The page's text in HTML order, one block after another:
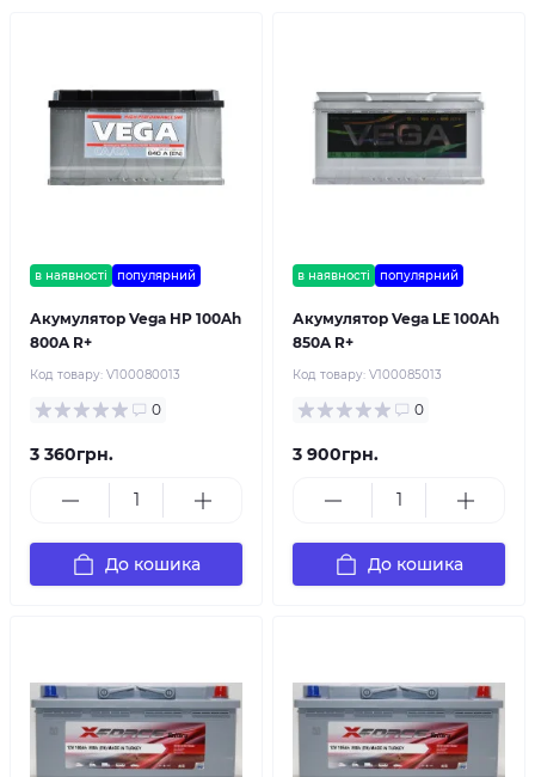
в наявності популярний
Акумулятор Vega HP 100Ah
800A R+
Код товару: V100080013
0
3 360грн.
До кошика
в наявності популярний
Акумулятор Vega LE 100Ah
850A R+
Код товару: V100085013
0
3 900грн.
До кошика